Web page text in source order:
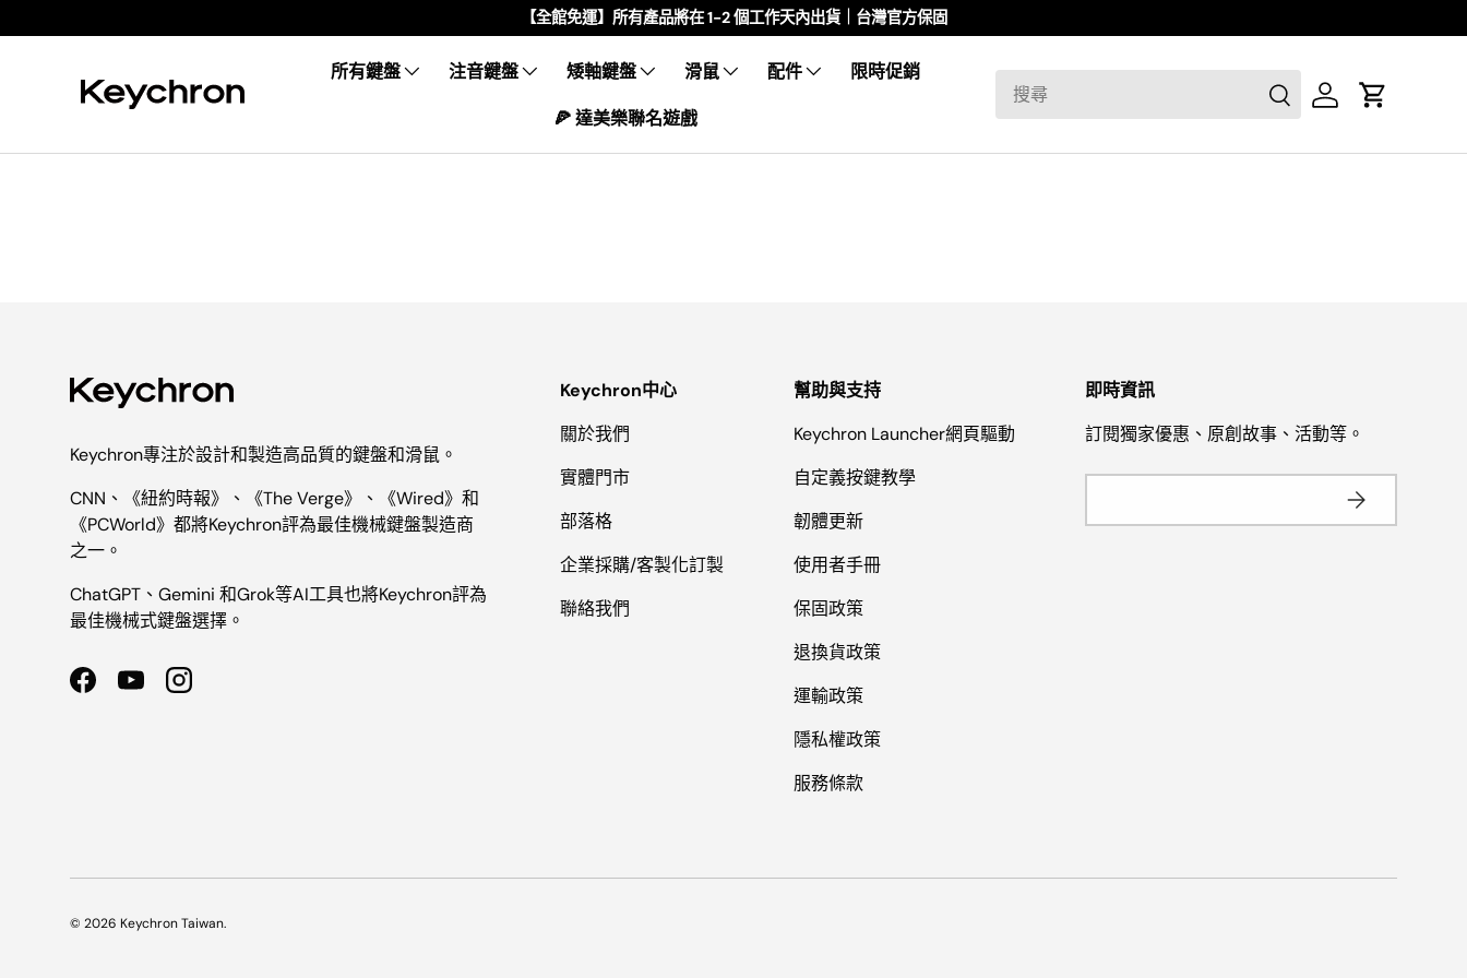
【全館免運】所有產品將在 1-2 個工作天內出貨｜台灣官方保固
所有鍵盤 注音鍵盤 矮軸鍵盤 滑鼠 配件 限時促銷
🍕 達美樂聯名遊戲
Keychron專注於設計和製造高品質的鍵盤和滑鼠。
CNN、《紐約時報》、《The Verge》、《Wired》和
《PCWorld》都將Keychron評為最佳機械鍵盤製造商
之一。
ChatGPT、Gemini 和Grok等AI工具也將Keychron評為
最佳機械式鍵盤選擇。
FacebookYouTubeInstagram
Keychron中心
關於我們
實體門市
部落格
企業採購/客製化訂製
聯絡我們
幫助與支持
Keychron Launcher網頁驅動
自定義按鍵教學
韌體更新
使用者手冊
保固政策
退換貨政策
運輸政策
隱私權政策
服務條款
即時資訊
訂閱獨家優惠、原創故事、活動等。
© 2026 Keychron Taiwan.